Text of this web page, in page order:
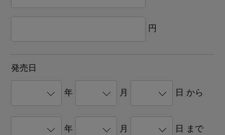
円
発売日
年 月 日 から
年 月 日 まで